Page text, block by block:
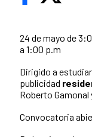
24 de mayo de
a 1:00 p.m
Dirigido a
publicidad
Roberto Gamonal
Convocatoria